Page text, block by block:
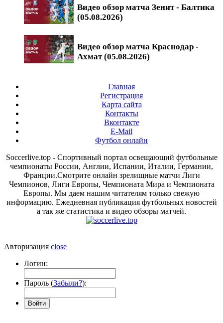
Видео обзор матча Зенит - Балтика
(05.08.2026)
Видео обзор матча Краснодар -
Ахмат (05.08.2026)
Главная
Регистрация
Карта сайта
Контакты
Вконтакте
E-Mail
Футбол онлайн
Soccerlive.top - Спортивный портал освещающий футбольные
чемпионаты России, Англии, Испании, Италии, Германии,
Франции.Смотрите онлайн зрелищные матчи Лиги
Чемпионов, Лиги Европы, Чемпионата Мира и Чемпионата
Европы. Мы даем нашим читателям только свежую
информацию. Ежедневная публикация футбольных новостей
а так же статистика и видео обзоры матчей.
Авторизация close
Логин:
Пароль (Забыли?):
Войти